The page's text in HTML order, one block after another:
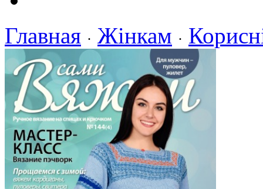
Главная · Жінкам ·